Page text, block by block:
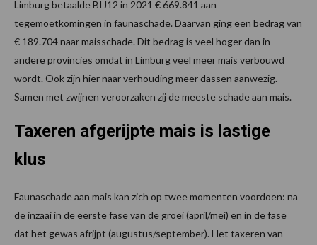
Limburg betaalde BIJ12 in 2021 € 669.841 aan
tegemoetkomingen in faunaschade. Daarvan ging een bedrag van
€ 189.704 naar maisschade. Dit bedrag is veel hoger dan in
andere provincies omdat in Limburg veel meer mais verbouwd
wordt. Ook zijn hier naar verhouding meer dassen aanwezig.
Samen met zwijnen veroorzaken zij de meeste schade aan mais.
Taxeren afgerijpte mais is lastige
klus
Faunaschade aan mais kan zich op twee momenten voordoen: na
de inzaai in de eerste fase van de groei (april/mei) en in de fase
dat het gewas afrijpt (augustus/september). Het taxeren van